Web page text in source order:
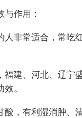
作用：
非常适合，常吃
建、河北、辽宁
。
，有利湿消肿、